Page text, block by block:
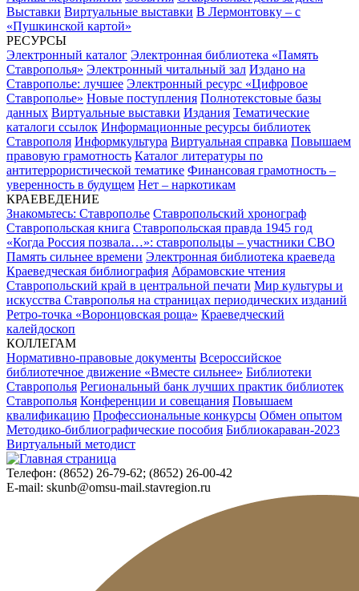
Выставки Виртуальные выставки В Лермонтовку – с
«Пушкинской картой»
РЕСУРСЫ
Электронный каталог Электронная библиотека «Память
Ставрополья» Электронный читальный зал Издано на
Ставрополье: лучшее Электронный ресурс «Цифровое
Ставрополье» Новые поступления Полнотекстовые базы
данных Виртуальные выставки Издания Тематические
каталоги ссылок Информационные ресурсы библиотек
Ставрополя Информкультура Виртуальная справка Повышаем
правовую грамотность Каталог литературы по
антитеррористической тематике Финансовая грамотность –
уверенность в будущем Нет – наркотикам
КРАЕВЕДЕНИЕ
Знакомьтесь: Ставрополье Ставропольский хронограф
Ставропольская книга Ставропольская правда 1945 год
«Когда Россия позвала…»: ставропольцы – участники СВО
Память сильнее времени Электронная библиотека краеведа
Краеведческая библиография Абрамовские чтения
Ставропольский край в центральной печати Мир культуры и
искусства Ставрополья на страницах периодических изданий
Ретро-точка «Воронцовская роща» Краеведческий
калейдоскоп
КОЛЛЕГАМ
Нормативно-правовые документы Всероссийское
библиотечное движение «Вместе сильнее» Библиотеки
Ставрополья Региональный банк лучших практик библиотек
Ставрополья Конференции и совещания Повышаем
квалификацию Профессиональные конкурсы Обмен опытом
Методико-библиографические пособия Библиокараван-2023
Виртуальный методист
Телефон: (8652) 26-79-62; (8652) 26-00-42
E-mail: skunb@omsu-mail.stavregion.ru